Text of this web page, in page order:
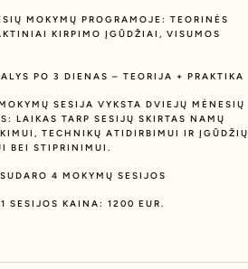
MOKYMŲ PROGRAMOJE: TEORINĖS
KIRPIMO ĮGŪDŽIAI, VISUMOS
PO 3 DIENAS – TEORIJA + PRAKTIKA
SESIJA VYKSTA DVIEJŲ MĖNESIŲ
LAIKAS TARP SESIJŲ SKIRTAS NAMŲ
TECHNIKŲ ATIDIRBIMUI IR ĮGŪDŽIŲ
BEI STIPRINIMUI.
4 MOKYMŲ SESIJOS
SESIJOS KAINA: 1200 EUR.